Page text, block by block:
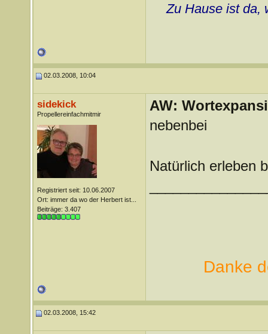
Zu Hause ist da,
02.03.2008, 10:04
sidekick
Propellereinfachmitmir
Registriert seit: 10.06.2007
Ort: immer da wo der Herbert ist...
Beiträge: 3.407
AW:
nebenbei
Natürlich erleben
Danke
02.03.2008, 15:42